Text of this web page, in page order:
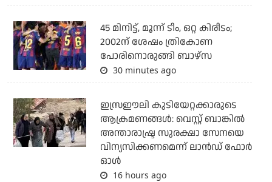
45 മിനിട്ട്, മൂന്ന് ടീം, ഒറ്റ കിരീടം;
2002ന് ശേഷം ത്രികോണ
പോരിനൊരുങ്ങി ബാഴ്‌സ
30 minutes ago
ഇസ്രഈലി കുടിയേറ്റക്കാരുടെ
ആക്രമണങ്ങള്‍: വെസ്റ്റ് ബാങ്കില്‍
അന്താരാഷ്ട്ര സുരക്ഷാ സേനയെ
വിന്യസിക്കണമെന്ന് ലാന്‍ഡ് ഫോര്‍
ഓള്‍
16 hours ago